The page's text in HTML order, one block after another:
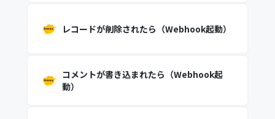
レコードが削除されたら（Webhook起動）
コメントが書き込まれたら（Webhook起
動）